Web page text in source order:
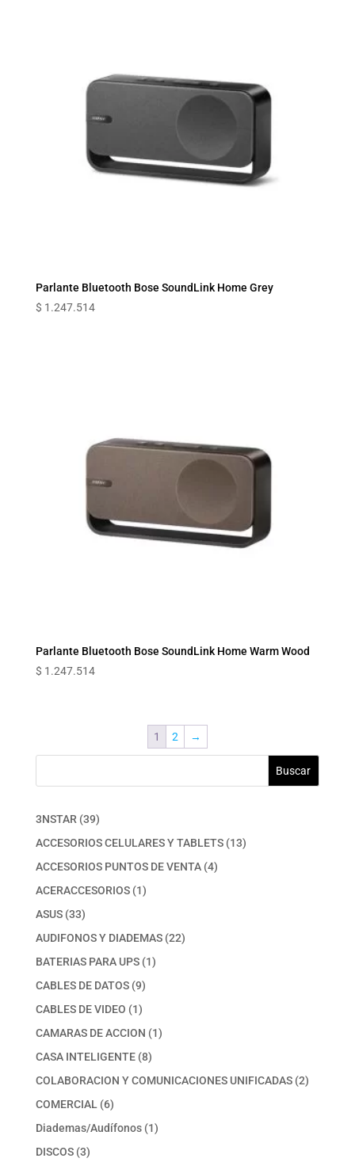
Parlante Bluetooth Bose SoundLink Home Grey
$ 1.247.514
Parlante Bluetooth Bose SoundLink Home Warm Wood
$ 1.247.514
1 2 →
Buscar
3NSTAR 3939
productos
ACCESORIOS CELULARES Y TABLETS 1313
ACCESORIOS PUNTOS DE VENTA 44
ACERACCESORIOS 11
ASUS 3333
productos
AUDIFONOS Y DIADEMAS 2222
BATERIAS PARA UPS 11
CABLES DE DATOS 99
productos
CABLES DE VIDEO 11
producto
CAMARAS DE ACCION 11
CASA INTELIGENTE 88
productos
COLABORACION Y COMUNICACIONES UNIFICADAS 22
COMERCIAL 66
productos
Diademas/Audífonos 11
DISCOS 33